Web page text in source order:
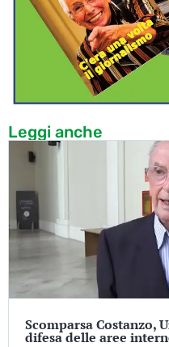
Leggi anche
Scomparsa Costanzo,
difesa delle aree